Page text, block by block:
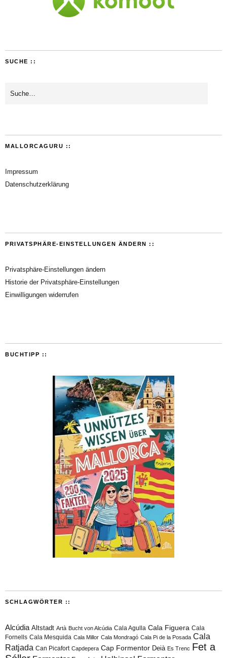
SUCHE ::
MALLORCAGURU ::
Impressum
Datenschutzerklärung
PRIVATSPHÄRE-EINSTELLUNGEN ÄNDERN ::
Privatsphäre-Einstellungen ändern
Historie der Privatsphäre-Einstellungen
Einwilligungen widerrufen
BUCHTIPP ::
SCHLAGWÖRTER ::
Alcúdia Altstadt Artà Bucht von Alcúdia Cala Agulla Cala Figuera Cala
Fornells Cala Mesquida Cala Millor Cala Mondragó Cala Pi de la Posada Cala
Ratjada Can Picafort Capdepera Cap Formentor Deià Es Trenc Fet a